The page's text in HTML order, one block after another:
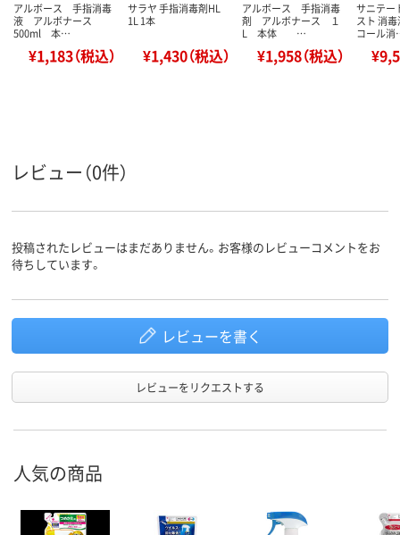
アルボース 手指消毒
液 アルボナース
500ml 本…
¥1,183（税込）
サラヤ 手指消毒剤HL
1L 1本
¥1,430（税込）
アルボース 手指消毒
剤 アルボナース １
L 本体 …
¥1,958（税込）
サニテー
スト 消
コール
レビュー（0件）
投稿されたレビューはまだありません。お客様のレビューコメントをお
待ちしています。
レビューを書く
レビューをリクエストする
人気の商品